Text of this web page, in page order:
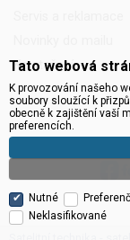
Ke stažení
Tato webová
K provozování našeho
soubory sloužící k
obecně k zajištění vaší
preferencích.
Nutné
Neklasifikované